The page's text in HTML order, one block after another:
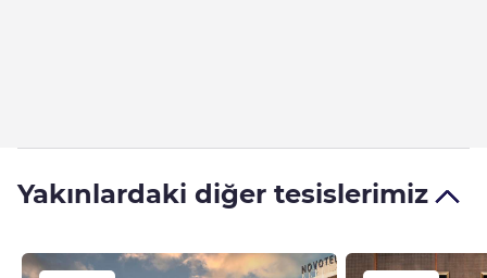
Yakınlardaki diğer tesislerimiz